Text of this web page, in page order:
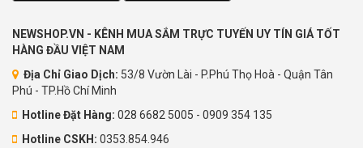
NEWSHOP.VN - KÊNH MUA SẮM TRỰC TUYẾN UY TÍN GIÁ TỐT
HÀNG ĐẦU VIỆT NAM
Địa Chỉ Giao Dịch: 53/8 Vườn Lài - P.Phú Thọ Hoà - Quận Tân
Phú - TP.Hồ Chí Minh
Hotline Đặt Hàng: 028 6682 5005 - 0909 354 135
Hotline CSKH: 0353.854.946